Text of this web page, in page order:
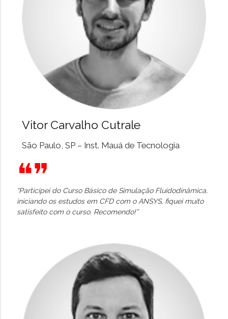
Vitor Carvalho Cutrale
São Paulo, SP – Inst. Mauá de Tecnologia
❝❞
“Participei do Curso Básico de Simulação Fluidodinâmica,
iniciando os estudos em CFD com o ANSYS, fiquei muito
satisfeito com o curso. Recomendo!”